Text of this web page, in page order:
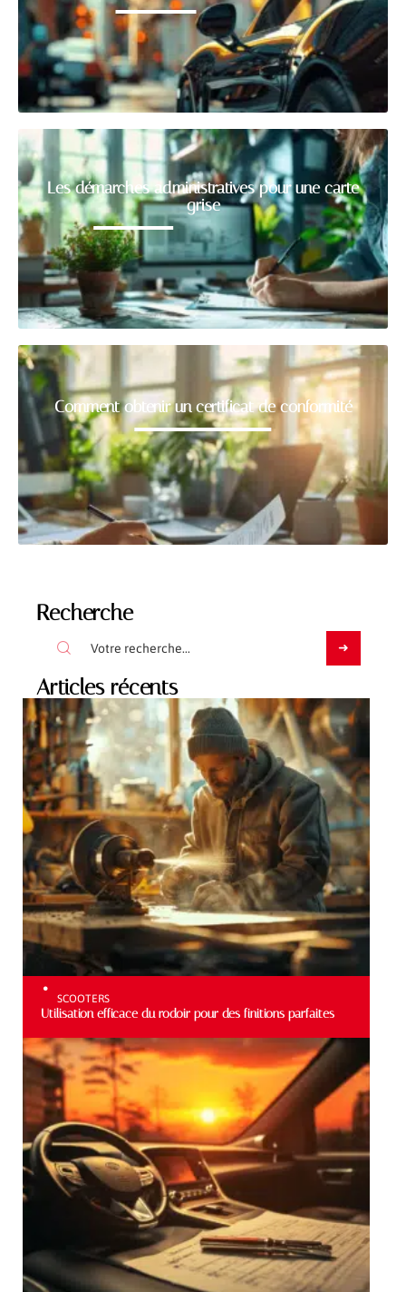
Les démarches administratives pour une carte
grise
Comment obtenir un certificat de conformité
Recherche
Articles récents
SCOOTERS
Utilisation efficace du rodoir pour des finitions parfaites